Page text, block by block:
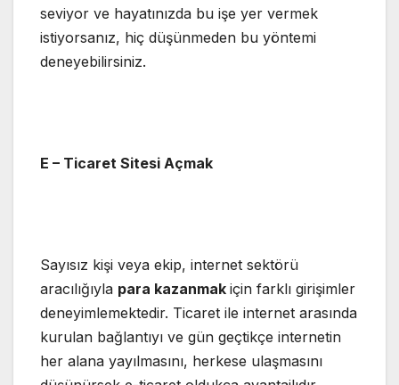
seviyor ve hayatınızda bu işe yer vermek
istiyorsanız, hiç düşünmeden bu yöntemi
deneyebilirsiniz.
E – Ticaret Sitesi Açmak
Sayısız kişi veya ekip, internet sektörü
aracılığıyla para kazanmak için farklı girişimler
deneyimlemektedir. Ticaret ile internet arasında
kurulan bağlantıyı ve gün geçtikçe internetin
her alana yayılmasını, herkese ulaşmasını